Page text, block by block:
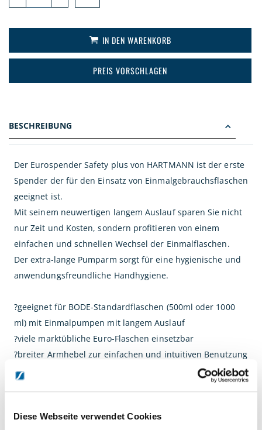
Diese Webseite verwendet Cookies
IN DEN WARENKORB
PREIS VORSCHLAGEN
BESCHREIBUNG
Der Eurospender Safety plus von HARTMANN ist der erste
Spender der für den Einsatz von Einmalgebrauchsflaschen
geeignet ist.
Mit seinem neuwertigen langem Auslauf sparen Sie nicht
nur Zeit und Kosten, sondern profitieren von einem
einfachen und schnellen Wechsel der Einmalflaschen.
Der extra-lange Pumparm sorgt für eine hygienische und
anwendungsfreundliche Handhygiene.
?geeignet für BODE-Standardflaschen (500ml oder 1000
ml) mit Einmalpumpen mit langem Auslauf
?viele marktübliche Euro-Flaschen einsetzbar
?breiter Armhebel zur einfachen und intuitiven Benutzung
?Integriertes Trick-Lock zur Diebstahlsicherung, ohne
Schlüssel (Funktion nicht bei allen Mitbewerberflaschen
?Integrierte Auffangschale